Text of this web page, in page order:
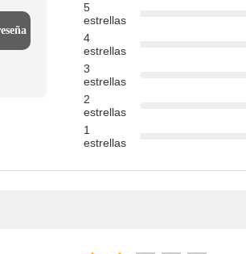
5
estrellas
4
estrellas
3
estrellas
2
estrellas
1
estrellas